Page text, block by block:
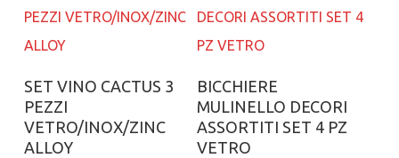
Aggiungi al carrello
SET VINO CACTUS 3
PEZZI
VETRO/INOX/ZINC
ALLOY
Aggiungi al carrello
BICCHIERE
MULINELLO DECORI
ASSORTITI SET 4 PZ
VETRO